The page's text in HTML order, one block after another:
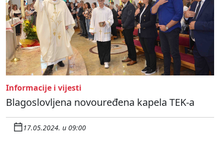
Informacije i vijesti
Blagoslovljena novouređena kapela TEK-a
17.05.2024. u 09:00